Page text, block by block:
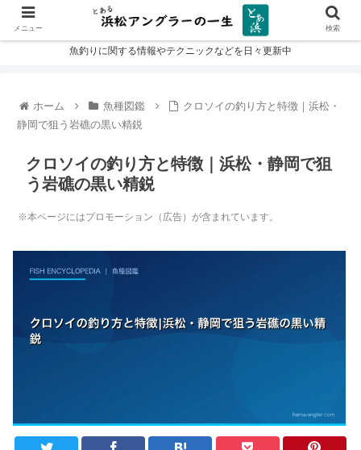
魚釣りに関する情報やテクニックなどを日々更新中
ホーム 魚種図鑑
クロソイの釣り方と特徴｜浜松・
静岡で狙う岩礁の黒い精鋭
クロソイの釣り方と特徴｜浜松・静岡で狙
う岩礁の黒い精鋭
※本ページにはプロモーション（広告）が含まれています。
メニュー 検索